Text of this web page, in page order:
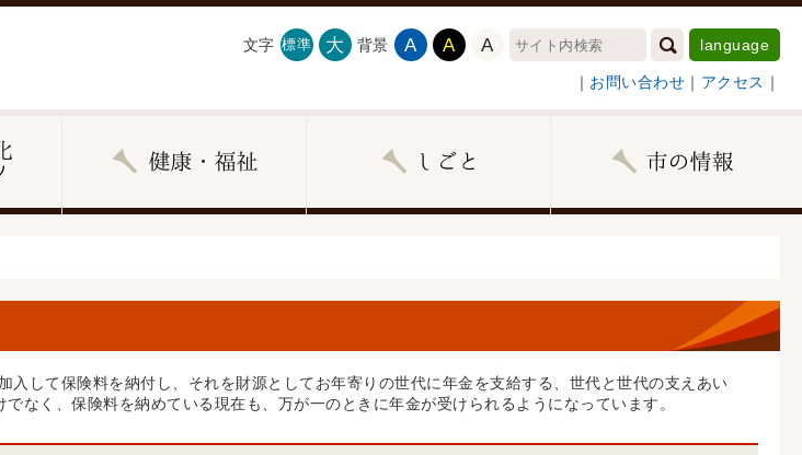
文字 標準 大 背景 A A A language
｜ お問い合わせ ｜ アクセス ｜
入して保険料を納付し、それを財源としてお年寄りの世代に年金を支給する、世代と世代の支えあい
なく、保険料を納めている現在も、万が一のときに年金が受けられるようになっています。